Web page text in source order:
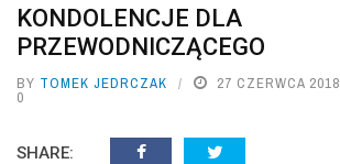
KONDOLENCJE DLA
PRZEWODNICZĄCEGO
BY TOMEK JEDRCZAK 27 CZERWCA 2018
0
SHARE: